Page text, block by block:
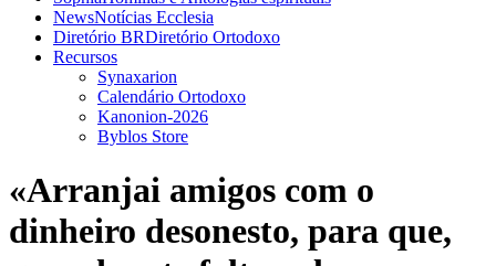
NewsNotícias Ecclesia
Diretório BRDiretório Ortodoxo
Recursos
Synaxarion
Calendário Ortodoxo
Kanonion-2026
Byblos Store
«Arranjai amigos com o
dinheiro desonesto, para que,